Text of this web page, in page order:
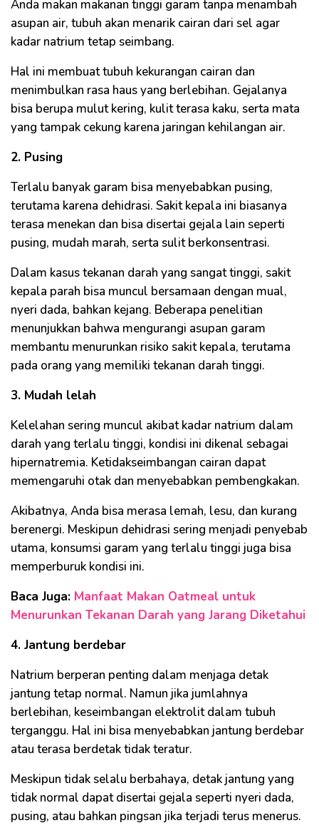
Anda makan makanan tinggi garam tanpa menambah
asupan air, tubuh akan menarik cairan dari sel agar
kadar natrium tetap seimbang.
Hal ini membuat tubuh kekurangan cairan dan
menimbulkan rasa haus yang berlebihan. Gejalanya
bisa berupa mulut kering, kulit terasa kaku, serta mata
yang tampak cekung karena jaringan kehilangan air.
2. Pusing
Terlalu banyak garam bisa menyebabkan pusing,
terutama karena dehidrasi. Sakit kepala ini biasanya
terasa menekan dan bisa disertai gejala lain seperti
pusing, mudah marah, serta sulit berkonsentrasi.
Dalam kasus tekanan darah yang sangat tinggi, sakit
kepala parah bisa muncul bersamaan dengan mual,
nyeri dada, bahkan kejang. Beberapa penelitian
menunjukkan bahwa mengurangi asupan garam
membantu menurunkan risiko sakit kepala, terutama
pada orang yang memiliki tekanan darah tinggi.
3. Mudah lelah
Kelelahan sering muncul akibat kadar natrium dalam
darah yang terlalu tinggi, kondisi ini dikenal sebagai
hipernatremia. Ketidakseimbangan cairan dapat
memengaruhi otak dan menyebabkan pembengkakan.
Akibatnya, Anda bisa merasa lemah, lesu, dan kurang
berenergi. Meskipun dehidrasi sering menjadi penyebab
utama, konsumsi garam yang terlalu tinggi juga bisa
memperburuk kondisi ini.
Baca Juga: Manfaat Makan Oatmeal untuk
Menurunkan Tekanan Darah yang Jarang Diketahui
4. Jantung berdebar
Natrium berperan penting dalam menjaga detak
jantung tetap normal. Namun jika jumlahnya
berlebihan, keseimbangan elektrolit dalam tubuh
terganggu. Hal ini bisa menyebabkan jantung berdebar
atau terasa berdetak tidak teratur.
Meskipun tidak selalu berbahaya, detak jantung yang
tidak normal dapat disertai gejala seperti nyeri dada,
pusing, atau bahkan pingsan jika terjadi terus menerus.